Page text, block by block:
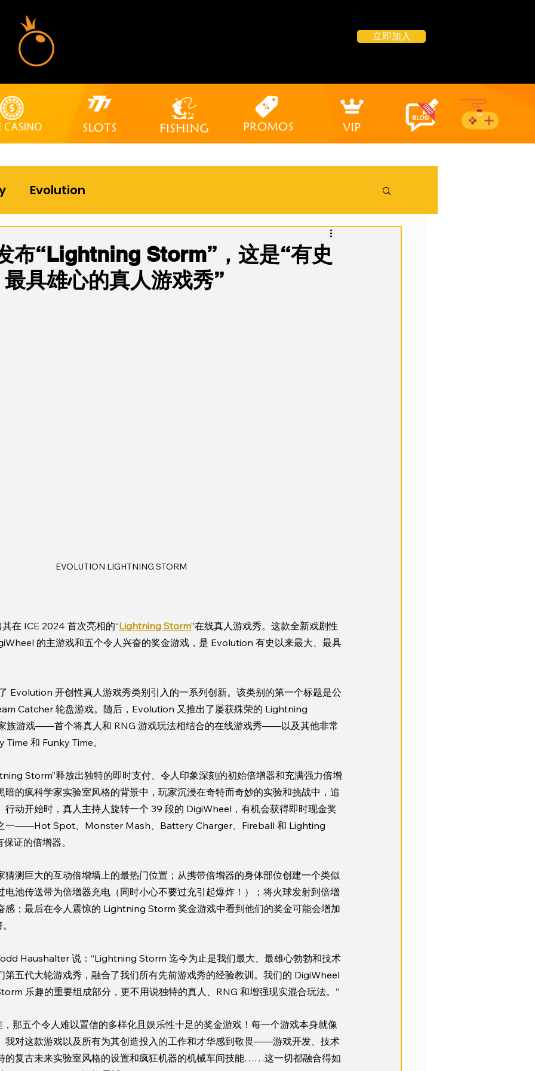
立即加入
Evolution
布“Lightning Storm”，这是“有史
具雄心的真人游戏秀”
EVOLUTION LIGHTNING STORM
在 ICE 2024 首次亮相的“Lightning Storm”在线真人游戏秀。这款全新戏剧性
的主游戏和五个令人兴奋的奖金游戏，是 Evolution 有史以来最大、最具
Evolution 开创性真人游戏秀类别引入的一系列创新。该类别的第一个标题是公
Catcher 轮盘游戏。随后，Evolution 又推出了屡获殊荣的 Lightning
族游戏——首个将真人和 RNG 游戏玩法相结合的在线游戏秀——以及其他非常
和 Funky Time。
Storm”释放出独特的即时支付、令人印象深刻的初始倍增器和充满强力倍增
暗的疯科学家实验室风格的背景中，玩家沉浸在奇特而奇妙的实验和挑战中，追
行动开始时，真人主持人旋转一个 39 段的 DigiWheel，有机会获得即时现金奖
一——Hot Spot、Monster Mash、Battery Charger、Fireball 和 Lighting
证的倍增器。
猜测巨大的互动倍增墙上的最热门位置；从携带倍增器的身体部位创建一个类似
电池传送带为倍增器充电（同时小心不要过充引起爆炸！）；将火球发射到倍增
感；最后在令人震惊的 Lightning Storm 奖金游戏中看到他们的奖金可能会增加
Haushalter 说：“Lightning Storm 迄今为止是我们最大、最雄心勃勃和技术
第五代大轮游戏秀，融合了我们所有先前游戏秀的经验教训。我们的 DigiWheel
乐趣的重要组成部分，更不用说独特的真人、RNG 和增强现实混合玩法。”
那五个令人难以置信的多样化且娱乐性十足的奖金游戏！每一个游戏本身就像
我对这款游戏以及所有为其创造投入的工作和才华感到敬畏——游戏开发、技术
的复古未来实验室风格的设置和疯狂机器的机械车间技能……这一切都融合得如